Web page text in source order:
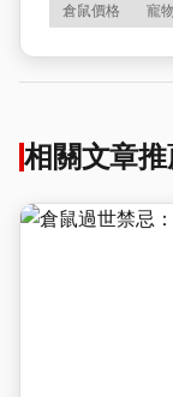
倉鼠價格 寵
相關文章